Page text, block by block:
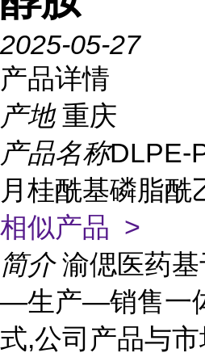
2025-05-27
产品详情
产地 重庆
产品名称DLPE-
月桂酰基磷脂酰
相似产品 >
简介 渝偲医药
—生产—销售一
式,公司产品与